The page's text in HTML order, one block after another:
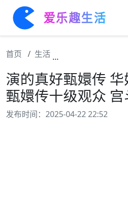
爱乐趣生活
首页 生活
演的真好甄嬛传
甄嬛传十级观众 宫
发布时间：2025-04-22 22:52